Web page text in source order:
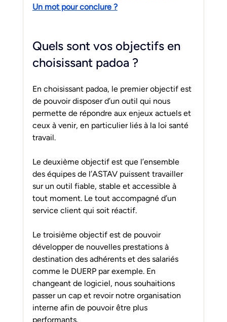
Un mot pour conclure ?
Quels sont vos objectifs en
choisissant padoa ?
En choisissant padoa, le premier objectif est
de pouvoir disposer d’un outil qui nous
permette de répondre aux enjeux actuels et
ceux à venir, en particulier liés à la loi santé
travail.
Le deuxième objectif est que l’ensemble
des équipes de l’ASTAV puissent travailler
sur un outil fiable, stable et accessible à
tout moment. Le tout accompagné d’un
service client qui soit réactif.
Le troisième objectif est de pouvoir
développer de nouvelles prestations à
destination des adhérents et des salariés
comme le DUERP par exemple. En
changeant de logiciel, nous souhaitions
passer un cap et revoir notre organisation
interne afin de pouvoir être plus
performants.